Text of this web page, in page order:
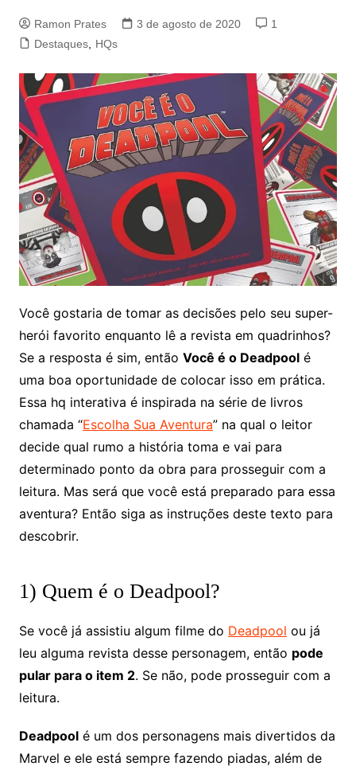
Ramon Prates 3 de agosto de 2020
1
Destaques, HQs
Você gostaria de tomar as decisões pelo seu super-
herói favorito enquanto lê a revista em quadrinhos?
Se a resposta é sim, então Você é o Deadpoolé
uma boa oportunidade de colocar isso em prática.
Essa hq interativa é inspirada na série de livros
chamada “Escolha Sua Aventura” na qual o leitor
decide qual rumo a história toma e vai para
determinado ponto da obra para prosseguir com a
leitura. Mas será que você está preparado para essa
aventura? Então siga as instruções deste texto para
descobrir.
1) Quem é o Deadpool?
Se você já assistiu algum filme do Deadpool ou já
leu alguma revista desse personagem, então pode
pular para o item 2. Se não, pode prosseguir com a
leitura.
Deadpoolé um dos personagens mais divertidos da
Marvel e ele está sempre fazendo piadas, além de